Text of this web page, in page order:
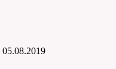
05.08.2019